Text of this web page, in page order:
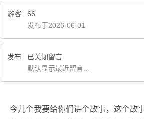
游客
66
发布于2026-06-01
发布
已关闭留言
默认显示最近留言...
今儿个我要给你们讲个故事，这个故